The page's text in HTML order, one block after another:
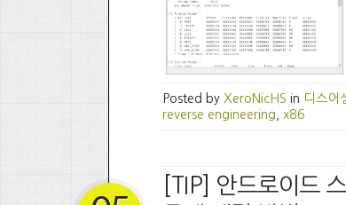
Posted by XeroNicHS in 디스어
reverse engineering
x86
[TIP] 안드로이드